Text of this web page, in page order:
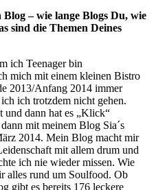
– wie lange Blogs Du, wie
sind die Themen Deines
ich Teenager bin
mich mit einem kleinen Bistro
2013/Anfang 2014 immer
ich trotzdem nicht gehen.
und dann hat es „Klick“
mit meinem Blog Sia´s
2014. Mein Blog macht mir
mit allem drum und
ich nie wieder missen. Wie
alles rund um Soulfood. Ob
gibt es bereits 176 leckere